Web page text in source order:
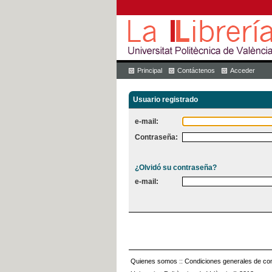
Principal Contáctenos Acceder
Usuario registrado
e-mail:
Contraseña:
¿Olvidó su contraseña?
e-mail:
Quienes somos :: Condiciones generales de